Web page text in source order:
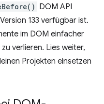
DOM API
133 verfügbar ist.
im DOM einfacher
verlieren. Lies weiter,
Projekten einsetzen